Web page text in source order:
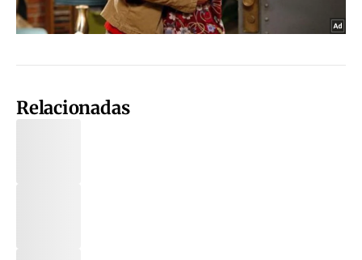
Relacionadas